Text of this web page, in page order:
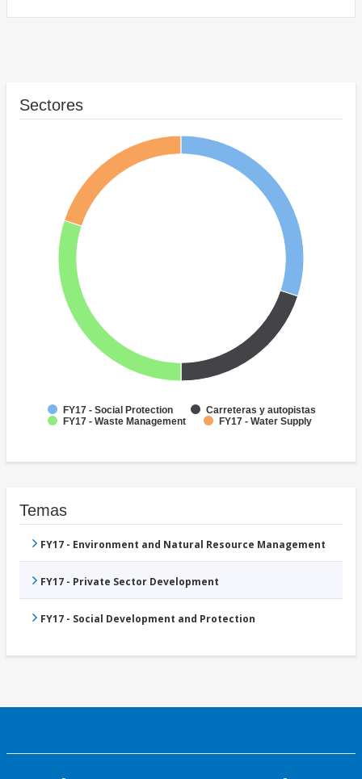
Sectores
FY17 - Social Protection
Carreteras y autopistas
FY17 - Waste Management
FY17 - Water Supply
Temas
FY17 - Environment and Natural Resource Management
FY17 - Private Sector Development
FY17 - Social Development and Protection